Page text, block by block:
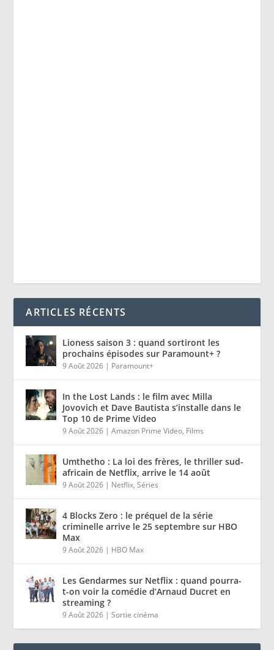
ARTICLES RÉCENTS
Lioness saison 3 : quand sortiront les
prochains épisodes sur Paramount+ ?
9 Août 2026 | Paramount+
In the Lost Lands : le film avec Milla
Jovovich et Dave Bautista s’installe dans le
Top 10 de Prime Video
9 Août 2026 |Amazon Prime Video, Films
Umthetho : La loi des frères, le thriller sud-
africain de Netflix, arrive le 14 août
9 Août 2026 | Netflix,Séries
4 Blocks Zero : le préquel de la série
criminelle arrive le 25 septembre sur HBO
Max
9 Août 2026 | HBO Max
Les Gendarmes sur Netflix : quand pourra-
t-on voir la comédie d’Arnaud Ducret en
streaming ?
9 Août 2026 |Sortie cinéma